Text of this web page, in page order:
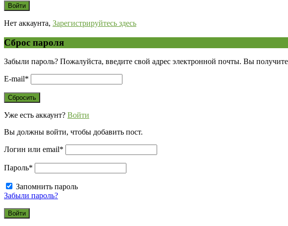
Нет аккаунта, Зарегистрируйтесь здесь
Сброс пароля
Забыли пароль? Пожалуйста, введите свой адрес электронной почты. Вы
E-mail*
Уже есть аккаунт? Войти
Вы должны войти, чтобы добавить пост.
Логин или email*
Пароль*
Запомнить пароль
Забыли пароль?